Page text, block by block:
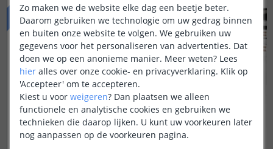
Zo maken we de website elke dag een beetje beter.
Daarom gebruiken we technologie om uw gedrag binnen
en buiten onze website te volgen. We gebruiken uw
gegevens voor het personaliseren van advertenties. Dat
doen we op een anonieme manier. Meer weten? Lees
hier alles over onze cookie- en privacyverklaring. Klik op
'Accepteer' om te accepteren.
Kiest u voor weigeren? Dan plaatsen we alleen
functionele en analytische cookies en gebruiken we
technieken die daarop lijken. U kunt uw voorkeuren later
nog aanpassen op de voorkeuren pagina.